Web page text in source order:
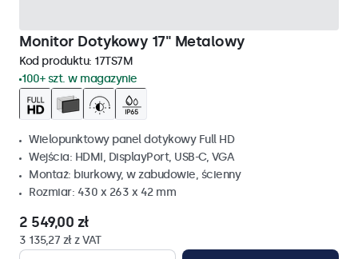
Monitor Dotykowy 17" Metalowy
Kod produktu: 17TS7M
100+ szt. w magazynie
Wielopunktowy panel dotykowy Full HD
Wejścia: HDMI, DisplayPort, USB-C, VGA
Montaż: biurkowy, w zabudowie, ścienny
Rozmiar: 430 x 263 x 42 mm
2 549,00 zł
3 135,27 zł z VAT